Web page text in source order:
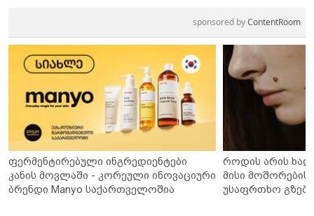
sponsored byContentRoom
ფერმენტირებული ინგრედიენტები
კანის მოვლაში - კორეული ინოვაციური
ბრენდი Manyo საქართველოშია
როდის არის
მისი მოშორების
უსაფრთხო გზები